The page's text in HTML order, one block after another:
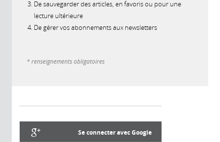
De sauvegarder des articles, en favoris ou pour une
lecture ultérieure
De gérer vos abonnements aux newsletters
* renseignements obligatoires
Se connecter avec Google